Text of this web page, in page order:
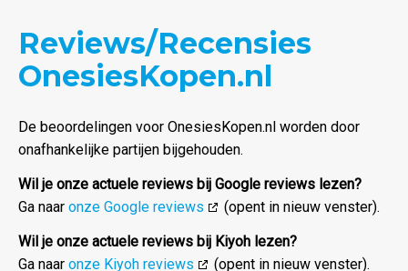
Reviews/Recensies
OnesiesKopen.nl
De beoordelingen voor OnesiesKopen.nl worden door
onafhankelijke partijen bijgehouden.
Wil je onze actuele reviews bij Google reviews lezen?
Ga naar onze Google reviews
(opent in nieuw venster).
Wil je onze actuele reviews bij Kiyoh lezen?
Ga naar onze Kiyoh reviews (opent in nieuw venster).